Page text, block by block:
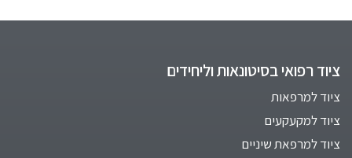
ציוד רפואי בסיטונאות וליחידים
ציוד למרפאות
ציוד למקעקעים
ציוד למרפאת שיניים